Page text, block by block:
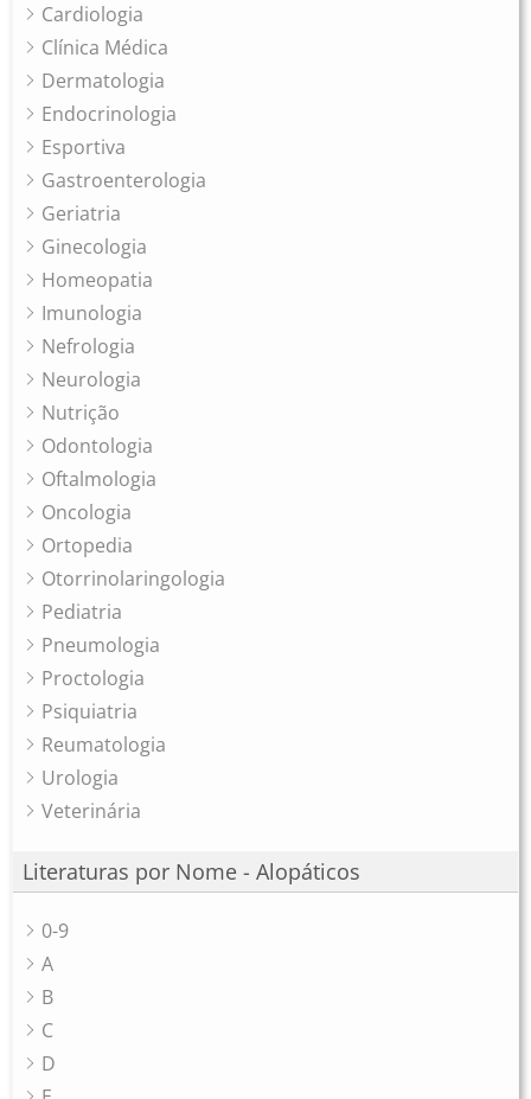
Cardiologia
Clínica Médica
Dermatologia
Endocrinologia
Esportiva
Gastroenterologia
Geriatria
Ginecologia
Homeopatia
Imunologia
Nefrologia
Neurologia
Nutrição
Odontologia
Oftalmologia
Oncologia
Ortopedia
Otorrinolaringologia
Pediatria
Pneumologia
Proctologia
Psiquiatria
Reumatologia
Urologia
Veterinária
Literaturas por Nome - Alopáticos
0-9
A
B
C
D